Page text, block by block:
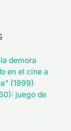
demora
en el cine a
(1999)
juego de